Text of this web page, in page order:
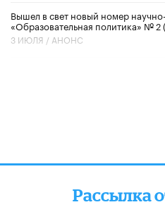
Вышел в свет новый номер
«Образовательная политика» № 2
3 ИЮЛЯ / АНОНС
Рассылка